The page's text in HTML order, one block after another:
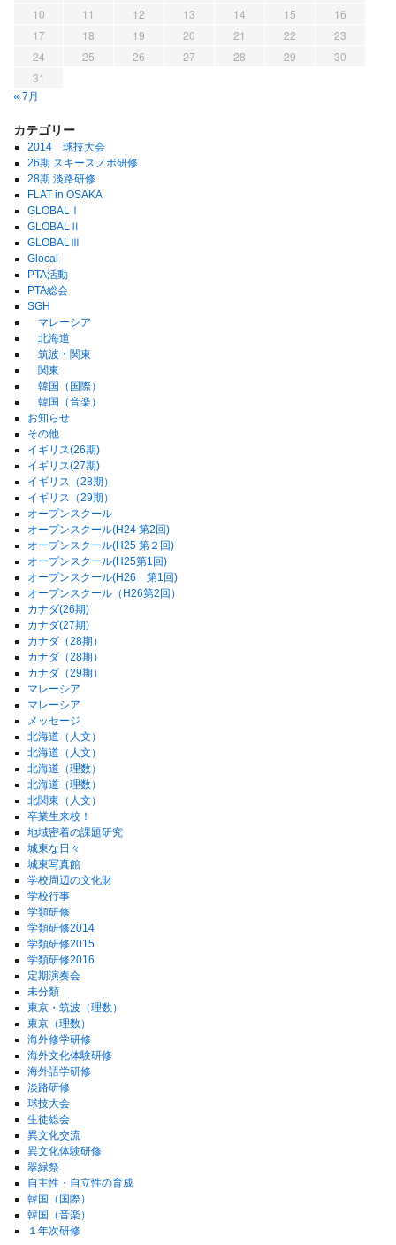
10
11 12 13 14 15
16
17
18 19 20 21 22
23
24
25 26 27 28 29
30
31
« 7月
カテゴリー
2014 球技大会
26期 スキースノボ研修
28期 淡路研修
FLAT in OSAKA
GLOBALⅠ
GLOBALⅡ
GLOBALⅢ
Glocal
PTA活動
PTA総会
SGH
マレーシア
北海道
筑波・関東
関東
韓国（国際）
韓国（音楽）
お知らせ
その他
イギリス(26期)
イギリス(27期)
イギリス（28期）
イギリス（29期）
オープンスクール
オープンスクール(H24 第2回)
オープンスクール(H25 第２回)
オープンスクール(H25第1回)
オープンスクール(H26 第1回)
オープンスクール（H26第2回）
カナダ(26期)
カナダ(27期)
カナダ（28期）
カナダ（28期）
カナダ（29期）
マレーシア
マレーシア
メッセージ
北海道（人文）
北海道（人文）
北海道（理数）
北海道（理数）
北関東（人文）
卒業生来校！
地域密着の課題研究
城東な日々
城東写真館
学校周辺の文化財
学校行事
学類研修
学類研修2014
学類研修2015
学類研修2016
定期演奏会
未分類
東京・筑波（理数）
東京（理数）
海外修学研修
海外文化体験研修
海外語学研修
淡路研修
球技大会
生徒総会
異文化交流
異文化体験研修
翠緑祭
自主性・自立性の育成
韓国（国際）
韓国（音楽）
１年次研修